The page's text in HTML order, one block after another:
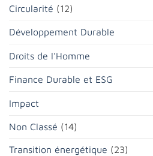
Circularité (12)
Développement Durable
Droits de l'Homme
Finance Durable et ESG
Impact
Non Classé (14)
Transition énergétique (23)